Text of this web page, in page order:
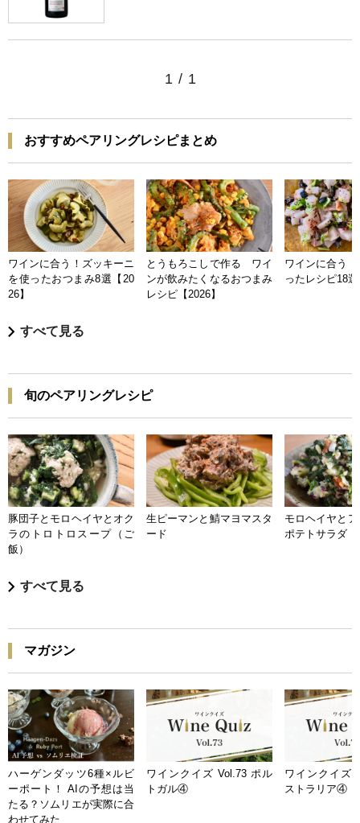
1 / 1
おすすめペアリングレシピまとめ
ワインに合う！ズッキーニ
を使ったおつまみ8選【20
26】
とうもろこしで作る ワイ
ンが飲みたくなるおつまみ
レシピ【2026】
ワインに合う
ったレシピ18
すべて見る
旬のペアリングレシピ
豚団子とモロヘイヤとオク
ラのトロトロスープ（ご
飯）
生ピーマンと鯖マヨマスタ
ード
モロヘイヤと
ポテトサラダ
すべて見る
マガジン
ハーゲンダッツ6種×ルビ
ーポート！ AIの予想は当
たる？ソムリエが実際に合
わせてみた
ワインクイズ Vol.73 ポル
トガル④
ワインクイズ
ストラリア④